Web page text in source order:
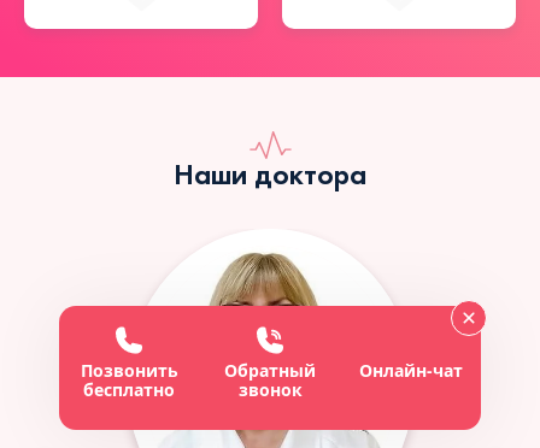
Наши доктора
Позвонить
бесплатно
Обратный
звонок
Онлайн-чат